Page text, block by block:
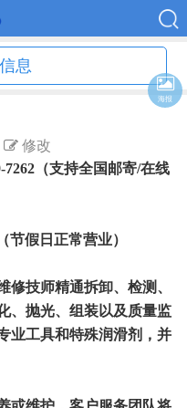
息
修改
（支持全国邮寄/在线
假日正常营业）
技师精通拆卸、检测、
、抛光、组装以及质量监
业工具和特殊润滑剂，并
海报